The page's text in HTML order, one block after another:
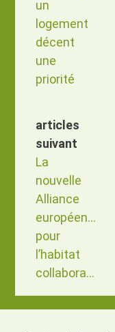
un
logement
décent
une
priorité
articles
suivant
La
nouvelle
Alliance
européenne
pour
l’habitat
collaboratif